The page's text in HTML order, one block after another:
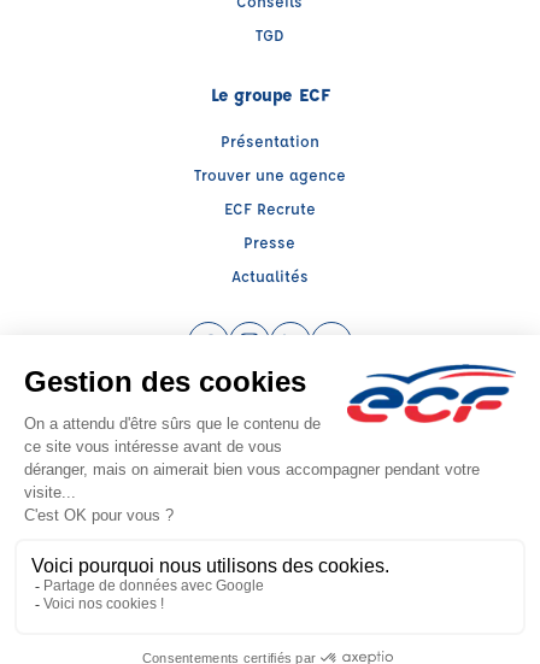
TGD
Le groupe ECF
Présentation
Trouver une agence
ECF Recrute
Presse
Actualités
Facebook (nouvelle fenêtre)
Instagram (nouvelle fenêtre)
LinkedIn (nouvelle fenêtre)
YouTube (nouvelle
Raison sociale : ECF CER CENTRE ATLANTIQUE - Capital social: 2500000€
SIREN: 312379266 - Numéro de TVA intracommunautaire: FR 52 312379266
Agrément n°E1408500020
Siège social : RN 11 - Rte de la Mothe Les Champs Dorés, LA CRECHE (79260) -